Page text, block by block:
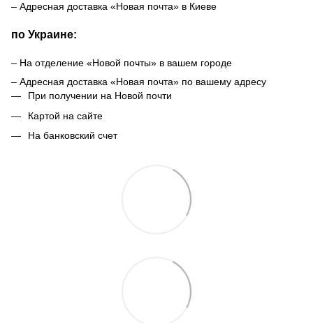
– Адресная доставка «Новая почта» в Киеве
по Украине:
– На отделение «Новой почты» в вашем городе
– Адресная доставка «Новая почта» по вашему адресу
При получении на Новой почти
Картой на сайте
На банковский счет